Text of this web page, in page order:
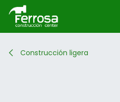
Ir al contenido
Construcción ligera